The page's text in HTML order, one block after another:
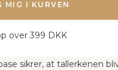
MIG I KURVEN
over 399 DKK
sikrer, at tallerkenen